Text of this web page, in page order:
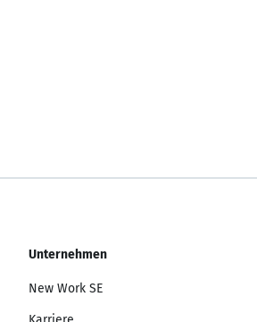
Unternehmen
New Work SE